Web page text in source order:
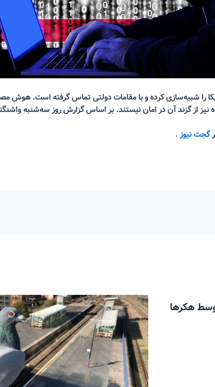
را شبیه‌سازی کرده و با مقامات دولتی تماس گرفته است. هوش
نیز از گزند آن در امان نیستند. بر اساس گزارش روز سه‌شنبه
گجت نیوز.
تپسی توسط هکرها